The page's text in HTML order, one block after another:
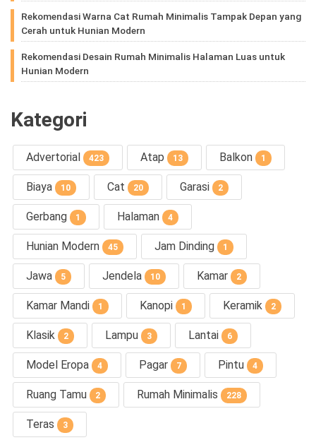
Rekomendasi Warna Cat Rumah Minimalis Tampak Depan yang
Cerah untuk Hunian Modern
Rekomendasi Desain Rumah Minimalis Halaman Luas untuk
Hunian Modern
Kategori
Advertorial 423 Atap 13 Balkon 1
Biaya 10 Cat 20 Garasi 2
Gerbang 1 Halaman 4
Hunian Modern 45 Jam Dinding 1
Jawa 5 Jendela 10 Kamar 2
Kamar Mandi 1 Kanopi 1 Keramik 2
Klasik 2 Lampu 3 Lantai 6
Model Eropa 4 Pagar 7 Pintu 4
Ruang Tamu 2 Rumah Minimalis 228
Teras 3